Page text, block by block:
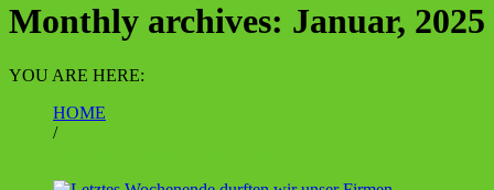
Monthly archives: Januar, 2025
YOU ARE HERE:
HOME
/